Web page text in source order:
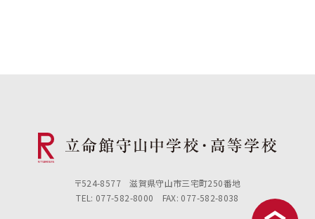
〒524-8577 滋賀県守山市三宅町250番地
TEL: 077-582-8000 FAX: 077-582-8038